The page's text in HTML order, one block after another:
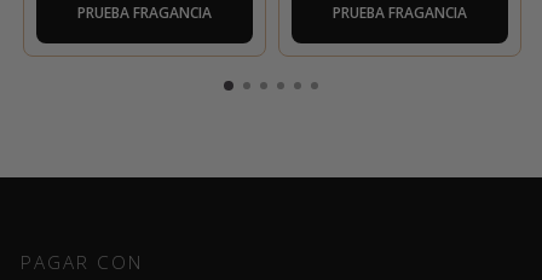
PRUEBA FRAGANCIA PRUEBA FRAGANCIA
PAGAR CON